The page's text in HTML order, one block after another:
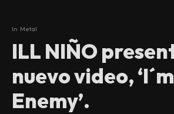
In Metal
ILL NIÑO
nuevo video,
Enemy’.